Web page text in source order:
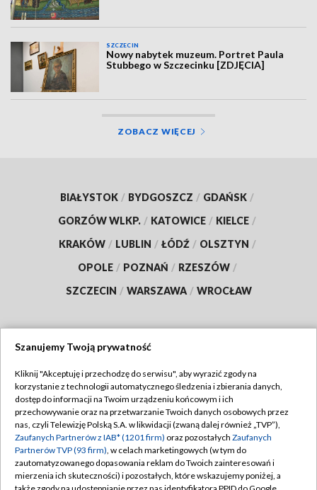
SZCZECIN
Nowy nabytek muzeum. Portret Paula
Stubbego w Szczecinku [ZDJĘCIA]
ZOBACZ WIĘCEJ
BIAŁYSTOK / BYDGOSZCZ / GDAŃSK /
GORZÓW WLKP. / KATOWICE / KIELCE /
KRAKÓW / LUBLIN / ŁÓDŹ / OLSZTYN /
OPOLE / POZNAŃ / RZESZÓW /
SZCZECIN / WARSZAWA / WROCŁAW
TVP
Abonament TVP
Emisja w TVP
Centrum informacji TVP
Naziemna Telewizja Cyfrowa
Regulamin TVP
Polityka prywatności
Moje zgody
Pomoc
Szanujemy Twoją prywatność
Kliknij "Akceptuję i przechodzę do serwisu", aby wyrazić zgody na
korzystanie z technologii automatycznego śledzenia i zbierania danych,
dostęp do informacji na Twoim urządzeniu końcowym i ich
przechowywanie oraz na przetwarzanie Twoich danych osobowych przez
nas, czyli Telewizję Polską S.A. w likwidacji (zwaną dalej również „TVP”),
Zaufanych Partnerów z IAB* (1201 firm) oraz pozostałych Zaufanych
Partnerów TVP (93 firm), w celach marketingowych (w tym do
zautomatyzowanego dopasowania reklam do Twoich zainteresowań i
mierzenia ich skuteczności) i pozostałych, które wskazujemy poniżej, a